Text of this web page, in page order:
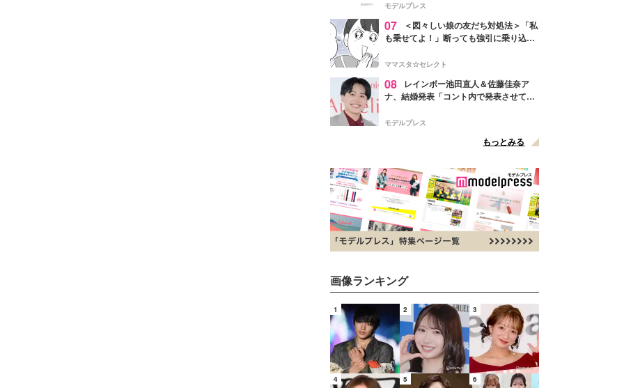
モデルプレス
07
＜図々しい娘の友だち対処法＞「私
も乗せてよ！」断っても強引に乗り込ん
ママスタ☆セレクト
08
レインボー池田直人＆佐藤佳奈ア
ナ、結婚発表「コント内で発表させてい
点変更のため
モデルプレス
もっとみる
画像ランキング
1 2 3
4 5 6